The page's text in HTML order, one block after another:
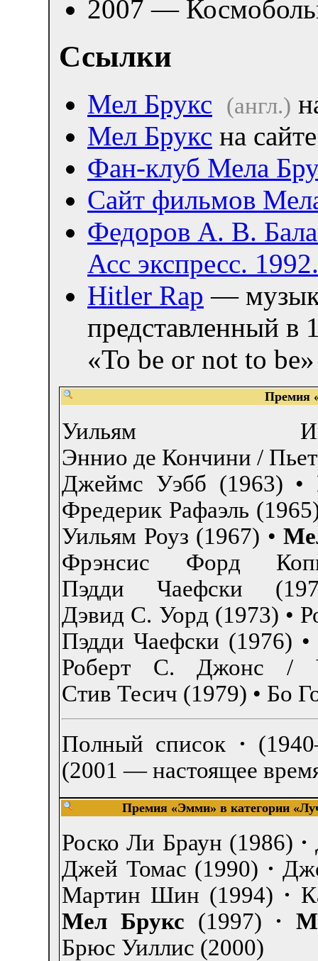
2007 —
Ссылки
Мел Брукс (англ.)
Мел Брукс на
Фан-клуб Мела
Сайт фильмов
Федоров А. В.
Асс экспресс.
Hitler Rap —
представленный в
«To be or not to be»
Премия
Уильям
Эннио де Кончини /
Джеймс Уэбб (1963) •
Фредерик Рафаэль
Уильям Роуз (1967) •
Фрэнсис Форд
Пэдди Чаефски
Дэвид С. Уорд (1973) •
Пэдди Чаефски (1976)
Роберт С. Джонс /
Стив Тесич (1979) • Бо
Полный список ·
(2001 — настоящее
Премия «Эмми» в категории
Роско Ли Браун (1986) ·
Джей Томас (1990) ·
Мартин Шин (1994) ·
Мел Брукс (1997) ·
Брюс Уиллис (2000)